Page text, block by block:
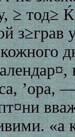
≥ тод≥
’ора,
«а